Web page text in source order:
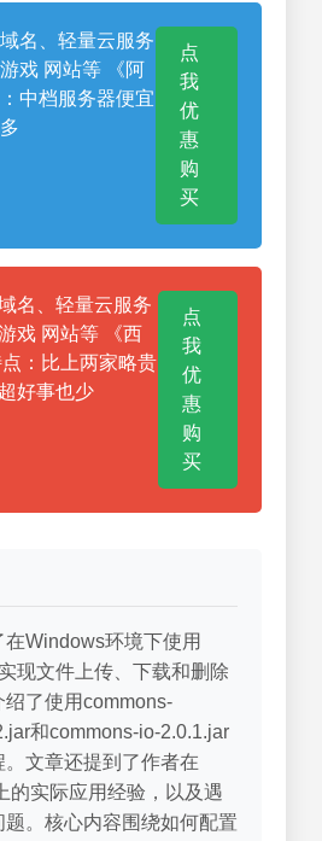
名、轻量云服务
戏 网站等 《阿
中档服务器便宜
点
我
优
惠
购
买
名、轻量云服务
戏 网站等 《西
：比上两家略贵
好事也少
点
我
优
惠
购
买
Windows环境下使用
现文件上传、下载和删除
绍了使用commons-
和commons-io-2.0.1.jar
文章还提到了作者在
的实际应用经验，以及遇
。核心内容围绕如何配置